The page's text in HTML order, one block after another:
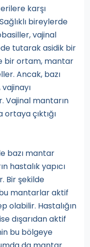
karşı
bireylerde
vajinal
tutarak asidik bir
bir ortam, mantar
Ancak, bazı
Vajinal mantarın
çıktığı
bazı mantar
hastalık yapıcı
Bir şekilde
mantarlar aktif
olabilir. Hastalığın
dışarıdan aktif
bu bölgeye